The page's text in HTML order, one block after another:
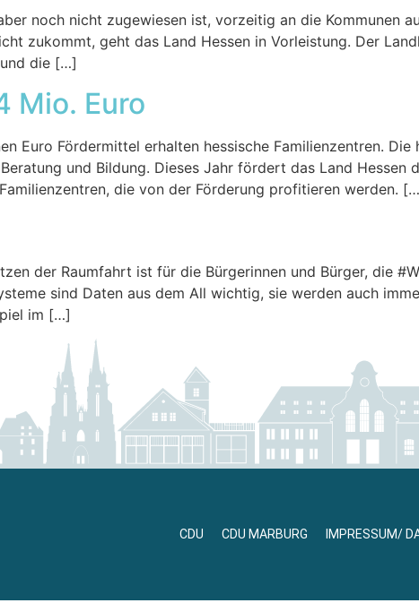
noch nicht zugewiesen ist, vorzeitig an die Kommunen
zukommt, geht das Land Hessen in Vorleistung. Der
die […]
Mio. Euro
Euro Fördermittel erhalten hessische Familienzentren. Die
und Bildung. Dieses Jahr fördert das Land Hessen
die von der Förderung profitieren werden.
der Raumfahrt ist für die Bürgerinnen und Bürger, die
sind Daten aus dem All wichtig, sie werden auch
im […]
CDU CDU MARBURG IMPRESSUM/